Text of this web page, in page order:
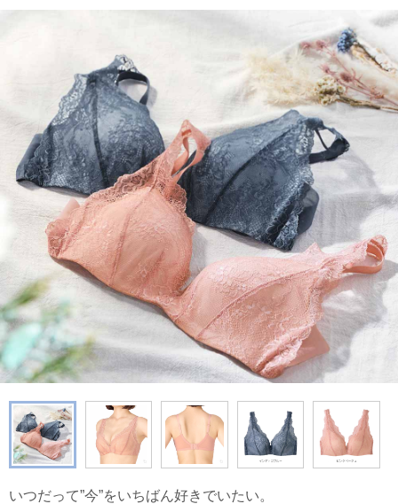
いつだって”今”をいちばん好きでいたい。